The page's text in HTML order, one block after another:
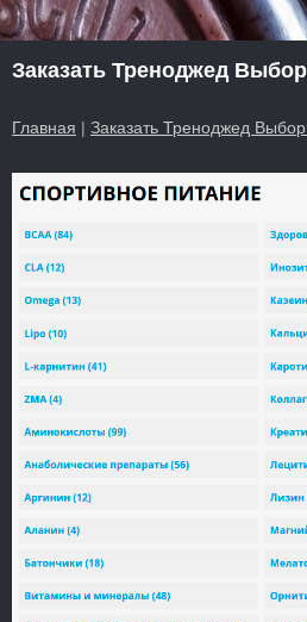
Заказать Треноджед
Главная | Заказать Треноджед